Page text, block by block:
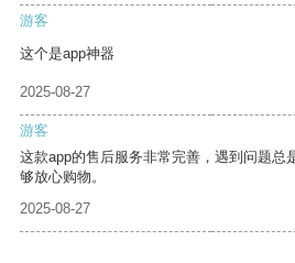
游客
这个是app神器
2025-08-27
游客
这款app的售后服务非常完善，遇到问题总
够放心购物。
2025-08-27